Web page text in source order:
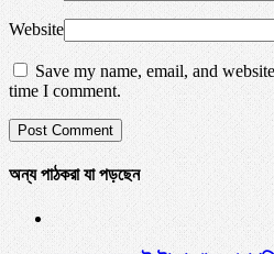
Website
Save my name, email, and
time I comment.
অন্য পাঠকরা যা পড়ছেন